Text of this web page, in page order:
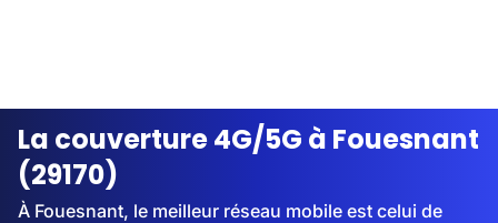
Streaming
La couverture 4G/5G à Fouesnant
(29170)
À Fouesnant, le meilleur réseau mobile est celui de